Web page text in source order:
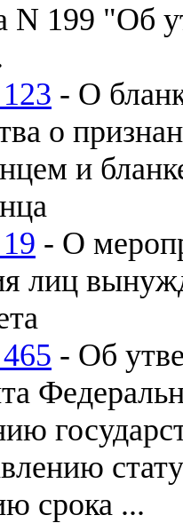
N 199 "Об
- О
о
и
- О
лиц
- Об
срока ...